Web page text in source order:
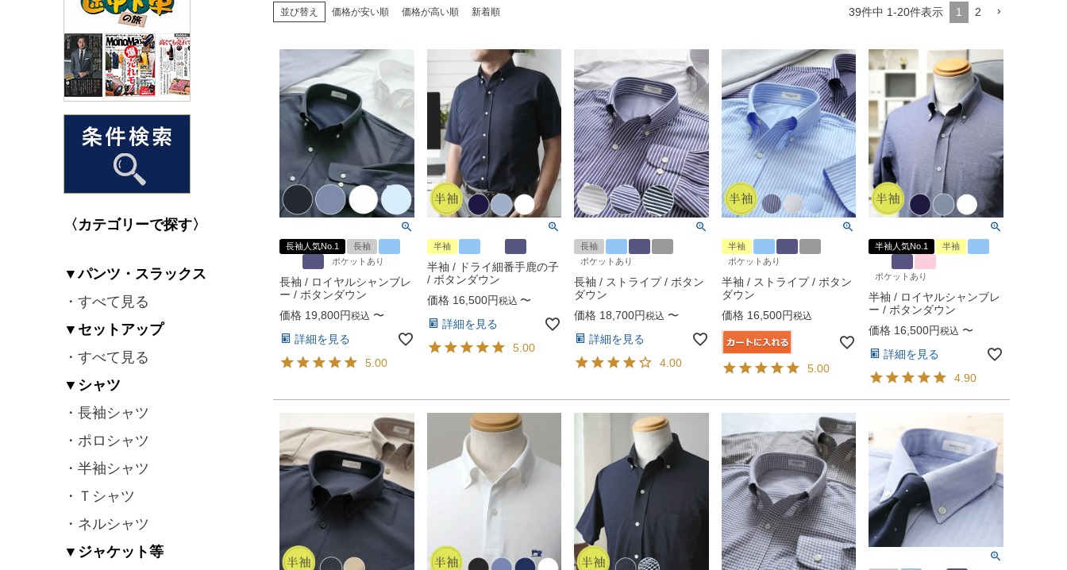
〈カテゴリーで探す〉
▼パンツ・スラックス
・すべて見る
▼セットアップ
・すべて見る
▼シャツ
・長袖シャツ
・ポロシャツ
・半袖シャツ
・Ｔシャツ
・ネルシャツ
▼ジャケット等
並び替え 価格が安い順 価格が高い順 新着順 39件中 1-20件表示 1 2
長袖人気No.1
長袖
ポケットあり
長袖 / ロイヤルシャンブレ
ー / ボタンダウン
価格 19,800 税込 〜
詳細を見る
5.00
半袖
半袖 / ドライ細番手鹿の子
/ ボタンダウン
価格 16,500 税込 〜
詳細を見る
5.00
長袖
ポケットあり
長袖 / ストライプ / ボタン
ダウン
価格 18,700 税込 〜
詳細を見る
4.00
半袖
ポケットあり
半袖 / ストライプ / ボタン
ダウン
価格 16,500 税込
5.00
半袖人気No.1 半袖
ポケットあり
半袖 / ロイヤルシャンブレ
ー / ボタンダウン
価格 16,500 税込 〜
詳細を見る
4.90